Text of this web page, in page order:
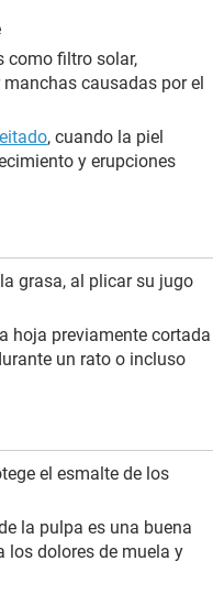
como filtro solar,
causadas por el
, cuando la piel
y erupciones
grasa, al plicar su jugo
hoja previamente cortada
un rato o incluso
el esmalte de los
la pulpa es una buena
los dolores de muela y